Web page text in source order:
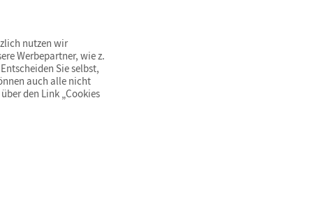
innerhalb Deutschlands
nutzen wir
Werbepartner, wie z.
Sie selbst,
auch alle nicht
den Link „Cookies